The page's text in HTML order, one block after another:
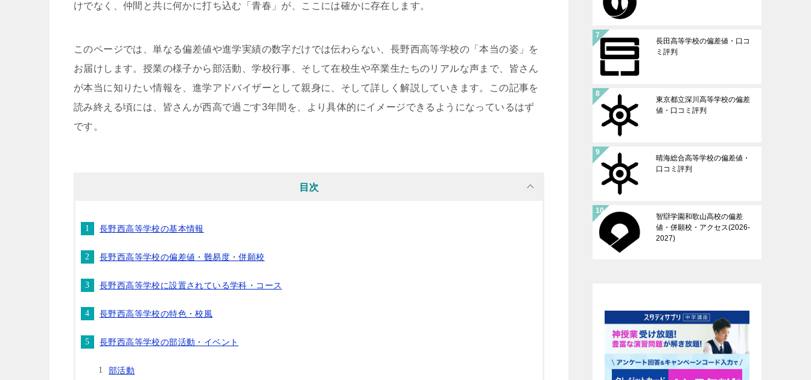
けでなく、仲間と共に何かに打ち込む「青春」が、ここには確かに存在します。
このページでは、単なる偏差値や進学実績の数字だけでは伝わらない、長野西高等学校の「本当の姿」を
お届けします。授業の様子から部活動、学校行事、そして在校生や卒業生たちのリアルな声まで、皆さん
が本当に知りたい情報を、進学アドバイザーとして親身に、そして詳しく解説していきます。この記事を
読み終える頃には、皆さんが西高で過ごす3年間を、より具体的にイメージできるようになっているはず
です。
目次
長野西高等学校の基本情報
長野西高等学校の偏差値・難易度・併願校
長野西高等学校に設置されている学科・コース
長野西高等学校の特色・校風
長野西高等学校の部活動・イベント
部活動
長田高等学校の偏差値・口コ
ミ評判
東京都立深川高等学校の偏差
値・口コミ評判
晴海総合高等学校の偏差値・
口コミ評判
智辯学園和歌山高校の偏差
値・併願校・アクセス(2026-
2027)